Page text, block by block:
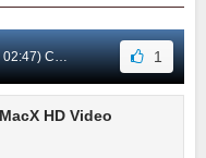
#6 1
HD Video